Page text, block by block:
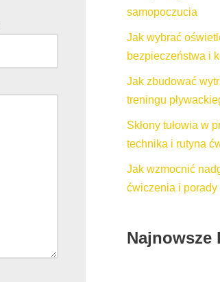
samopoczucia
Jak wybrać
bezpieczeństwa i
Jak zbudować
treningu
Skłony tułowia w
technika i rutyna
Jak wzmocnić
ćwiczenia i porady
Najnowsze